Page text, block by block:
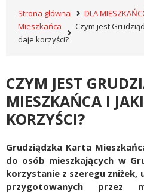
Strona główna DLA
Mieszkańca
Czym jest
daje korzyści?
CZYM JEST
MIESZKAŃCA I
KORZYŚCI?
Grudziądzka Karta
do osób mieszkających w
korzystanie z szeregu
przygotowanych przez